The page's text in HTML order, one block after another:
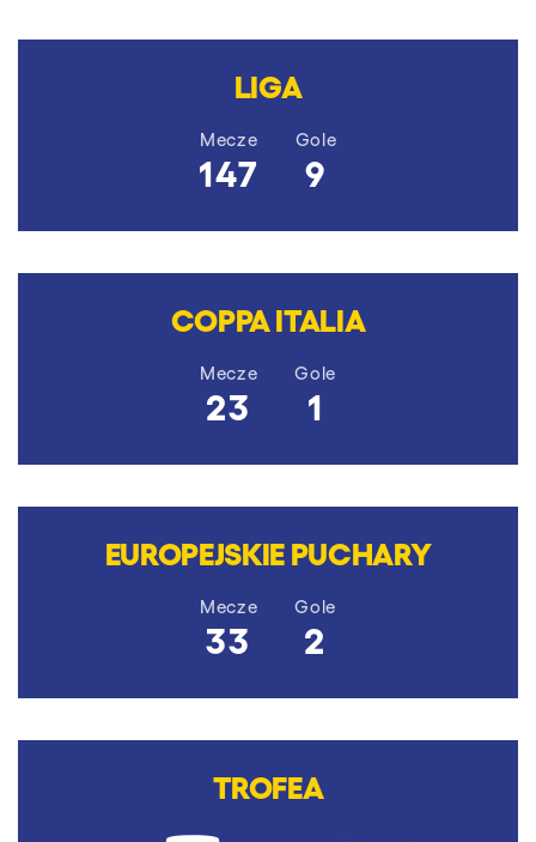
LIGA
Mecze
147
Gole
9
COPPA ITALIA
Mecze
23
Gole
1
EUROPEJSKIE PUCHARY
Mecze
33
Gole
2
TROFEA